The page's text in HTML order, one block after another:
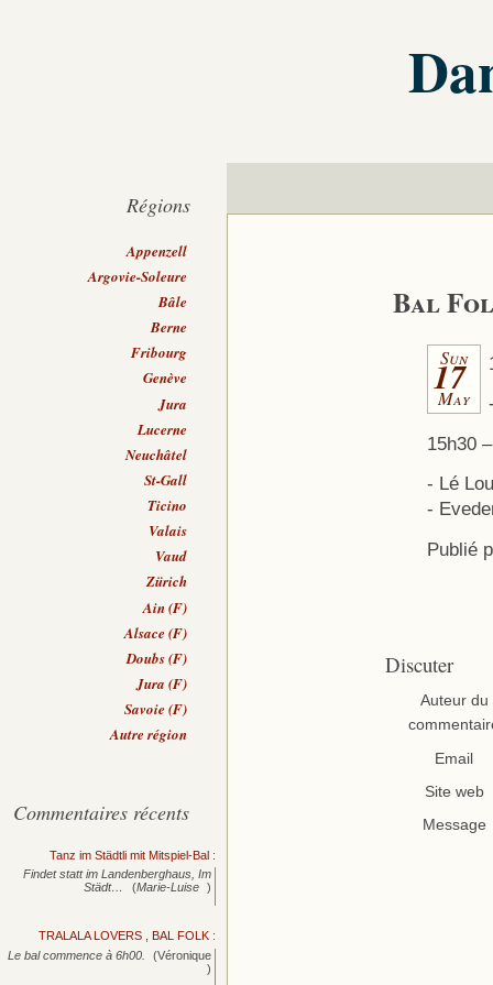
Bal
Sun
17
May
15h30
- Lé
-
Publié
Discuter
Auteur du
Email
Site web
Message
Régions
Appenzell
Argovie-Soleure
Bâle
Berne
Fribourg
Genève
Jura
Lucerne
Neuchâtel
St-Gall
Ticino
Valais
Vaud
Zürich
Ain (F)
Alsace (F)
Doubs (F)
Jura (F)
Savoie (F)
Autre région
Commentaires récents
Tanz im Städtli mit Mitspiel-Bal :
Findet statt im Landenberghaus, Im
Städt…
(Marie-Luise )
TRALALA LOVERS , BAL FOLK :
Le bal commence à 6h00.
(Véronique
)